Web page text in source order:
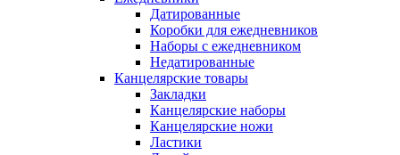
Датированные
Коробки для ежедневников
Наборы с ежедневником
Недатированные
Канцелярские товары
Закладки
Канцелярские наборы
Канцелярские ножи
Ластики